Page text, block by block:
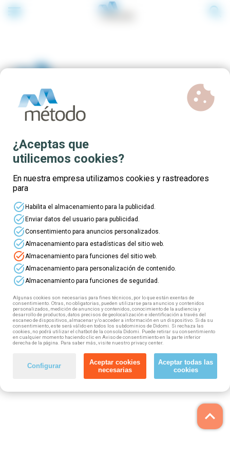
menu search
Cursos subvencionados en
Castilla-La Mancha | ¡Elige tu
curso!
Si trabajas en Castilla-La Mancha, ¡esta
información te interesa! Te presentamos los
nuevos cursos gratuitos que vamos a impartir
para trabajadores de diversos sectores de
actividad.
¡Elige tu curso y reserva tu plaza!
keyboard_arrow_up
¿Aceptas que
utilicemos cookies?
cookie
En nuestra empresa utilizamos cookies y rastreadores
para
task_altHabilita el almacenamiento para la publicidad.
task_altEnviar datos del usuario para publicidad.
task_altConsentimiento para anuncios personalizados.
task_alt Almacenamiento para estadísticas del sitio web.
task_alt Almacenamiento para funciones del sitio web.
task_alt Almacenamiento para personalización de contenido.
task_alt Almacenamiento para funciones de seguridad.
Algunas cookies son necesarias para fines técnicos, por lo que están exentas de
consentimiento. Otras, no obligatorias, pueden utilizarse para anuncios y contenidos
personalizados, medición de anuncios y contenidos, conocimiento de la audiencia y
desarrollo de productos, datos precisos de geolocalización e identificación a través del
escaneo de dispositivos, almacenar y/o acceder a información en un dispositivo. Si da su
consentimiento, este será válido en todos los subdominios de Didomi. Si rechaza las
cookies, no podrá utilizar el chatbot de la consola Didomi. Puede retirar su consentimiento
en cualquier momento haciendo clic en Aviso de consentimiento en la parte inferior
derecha de la página. Para saber más, visite nuestro privacy center.
Configurar
Aceptar cookies
necesarias
Aceptar todas las
cookies